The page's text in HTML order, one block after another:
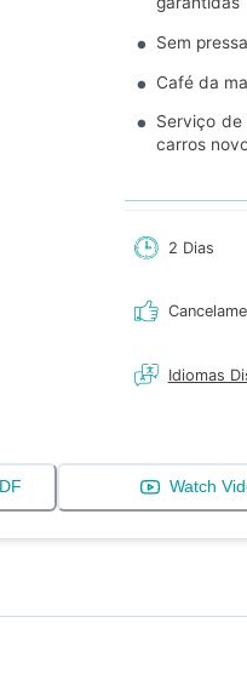
Sem
Café da
Serviço
carros
2 Dias
Idiomas
Watch